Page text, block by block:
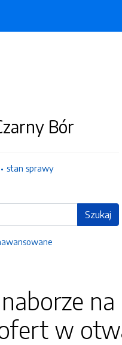
Bór
stan sprawy
Szukaj
naborze
w